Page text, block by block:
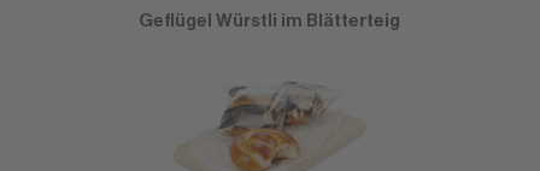
Geflügel Würstli im Blätterteig